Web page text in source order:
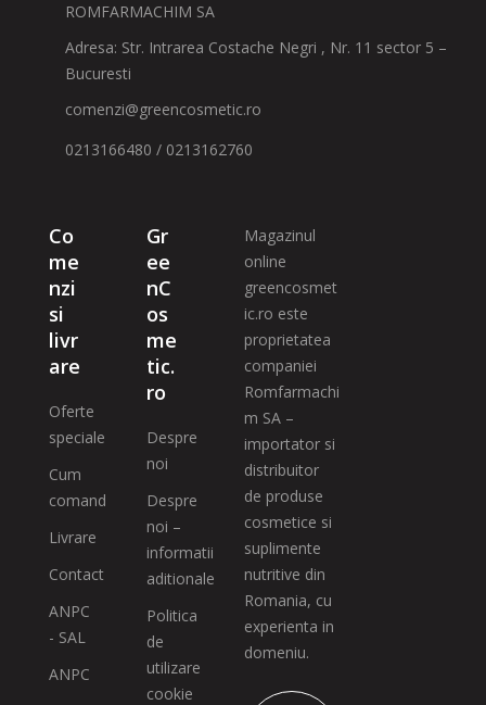
ROMFARMACHIM SA
Adresa: Str. Intrarea Costache Negri , Nr. 11 sector 5 –
Bucuresti
comenzi@greencosmetic.ro
0213166480 / 0213162760
Co
me
nzi
si
livr
are
Oferte
speciale
Cum
comand
Livrare
Contact
ANPC
- SAL
ANPC
Gr
ee
nC
os
me
tic.
ro
Despre
noi
Despre
noi –
informatii
aditionale
Politica
de
utilizare
cookie
Magazinul
online
greencosmet
ic.ro este
proprietatea
companiei
Romfarmachi
m SA –
importator si
distribuitor
de produse
cosmetice si
suplimente
nutritive din
Romania, cu
experienta in
domeniu.